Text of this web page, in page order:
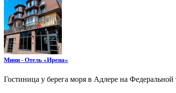
Мини - Отель «Ирена»
Гостиница у берега моря в Адлере на